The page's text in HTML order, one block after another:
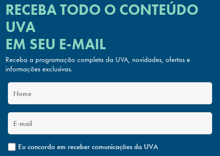
RECEBA TODO O CONTEÚDO
UVA
EM SEU E-MAIL
Receba a programação completa da UVA, novidades, ofertas e
informações exclusivas.
Eu concordo em receber comunicações da UVA